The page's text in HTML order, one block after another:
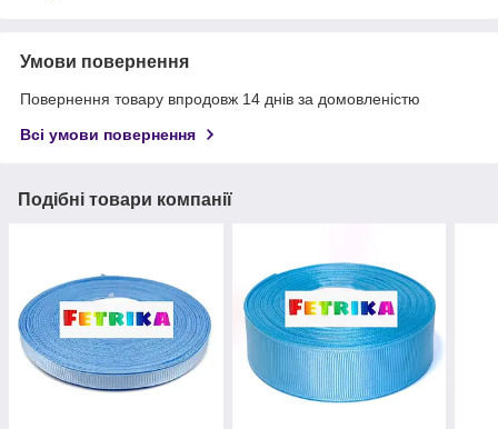
Умови повернення
Повернення товару впродовж 14 днів за домовленістю
Всі умови повернення
Подібні товари компанії